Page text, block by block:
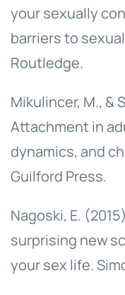
your sexually
barriers to
Routledge.
Mikulincer, M., &
Attachment in
dynamics, and
Guilford Press.
Nagoski, E.
surprising new
your sex life.